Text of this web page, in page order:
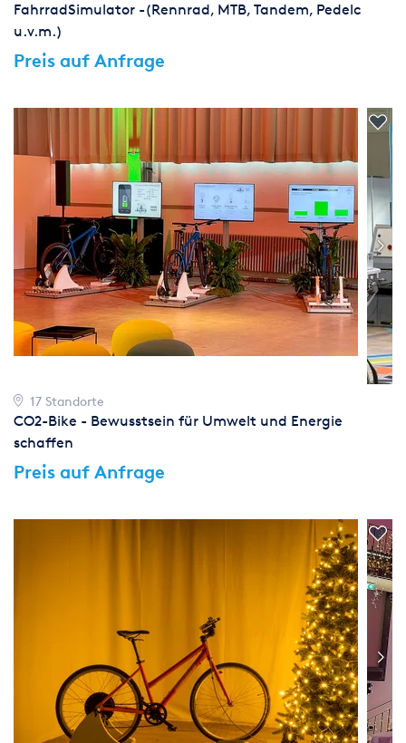
FahrradSimulator -(Rennrad, MTB, Tandem, Pedelc
u.v.m.)
Preis auf Anfrage
17 Standorte
CO2-Bike - Bewusstsein für Umwelt und Energie
schaffen
Preis auf Anfrage